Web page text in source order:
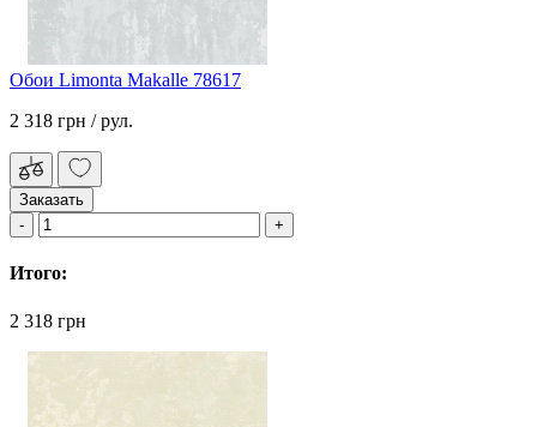
Обои Limonta Makalle 78617
2 318 грн / рул.
Заказать
Итого:
2 318 грн